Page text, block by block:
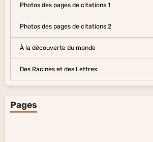
Photos des pages de citations 1
Photos des pages de citations 2
À la découverte du monde
Des Racines et des Lettres
Pages